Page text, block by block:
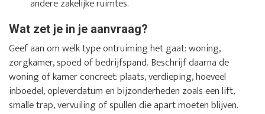
andere zakelijke ruimtes.
Wat zet je in je aanvraag?
Geef aan om welk type ontruiming het gaat: woning,
zorgkamer, spoed of bedrijfspand. Beschrijf daarna de
woning of kamer concreet: plaats, verdieping, hoeveel
inboedel, opleverdatum en bijzonderheden zoals een lift,
smalle trap, vervuiling of spullen die apart moeten blijven.